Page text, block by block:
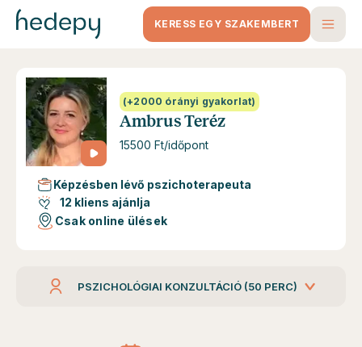
KERESS EGY SZAKEMBERT
(+2000 órányi gyakorlat)
Ambrus Teréz
15500 Ft/időpont
Képzésben lévő pszichoterapeuta
12 kliens ajánlja
Csak online ülések
PSZICHOLÓGIAI KONZULTÁCIÓ (50 PERC)